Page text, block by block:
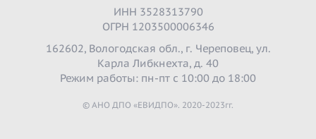
ИНН 3528313790
ОГРН 1203500006346
162602, Вологодская обл., г. Череповец, ул.
Карла Либкнехта, д. 40
Режим работы: пн-пт с 10:00 до 18:00
© АНО ДПО «ЕВИДПО». 2020-2023гг.